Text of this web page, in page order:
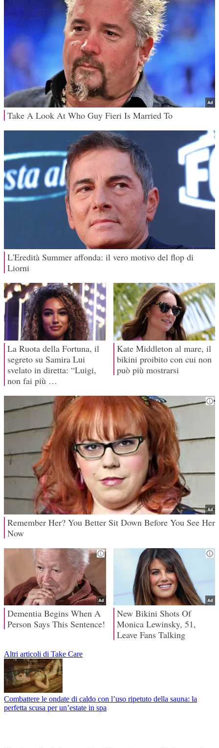
Altri articoli di Take Care
Combattere le ondate di caldo con l’uso ripetuto della sauna: la
perfetta scusa per un’estate in spa